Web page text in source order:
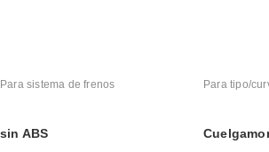
Para sistema de frenos
sin ABS
Para tipo/